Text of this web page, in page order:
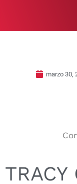
marzo 30,
TRACY